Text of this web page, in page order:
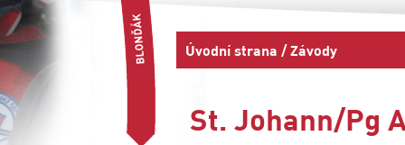
Úvodní strana /Závody
St. Johann/Pg